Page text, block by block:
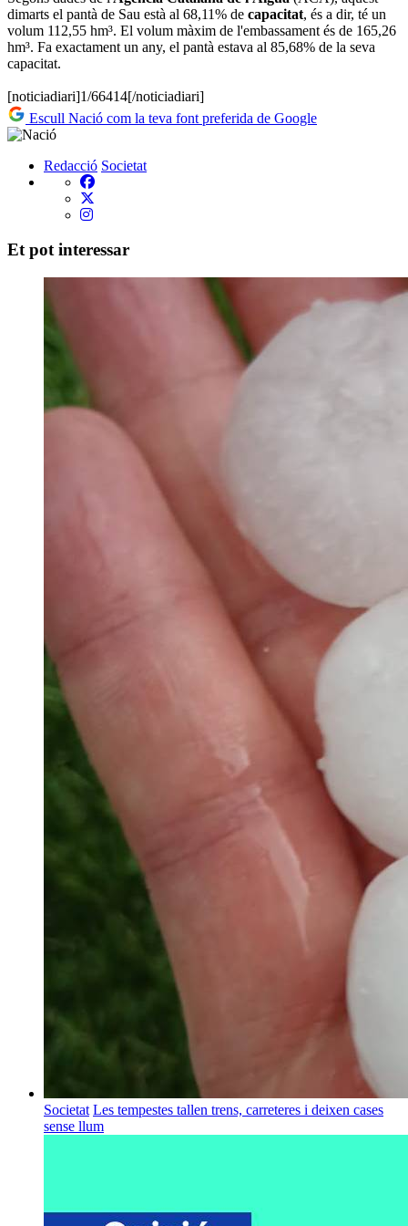
dimarts el pantà de Sau està al 68,11% de capacitat, és a dir, té un
volum 112,55 hm³. El volum màxim de l'embassament és de 165,26
hm³. Fa exactament un any, el pantà estava al 85,68% de la seva
capacitat.
[noticiadiari]1/66414[/noticiadiari]
Escull Nació com la teva font preferida de Google
Redacció Societat
Et pot interessar
Societat Les tempestes tallen trens, carreteres i deixen cases
sense llum